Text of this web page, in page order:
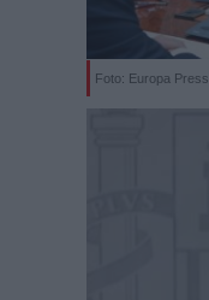
Foto: Europa Press